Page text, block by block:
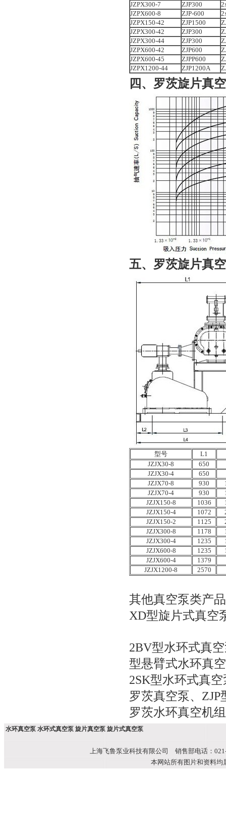
JZPX300-7
ZJP300
JZPX600-8
ZJP-600
JZPX150-42
ZJP1500
JZPX300-42
ZJP300
JZPX300-44
ZJP300
JZPX600-42
ZJP600
JZPX600-45
ZJPP600
JZPX1200-44
ZJP1200A
四、 罗茨旋片真
五、 罗茨旋片真
型号
L1
JZJX30-8
650
JZJX30-4
650
JZJX70-8
930
JZJX70-4
930
JZJX150-8
1036
JZJX150-4
1072
JZJX150-2
1125
JZJX300-8
1178
JZJX300-4
1235
JZJX600-8
1235
JZJX600-4
1379
JZJX1200-8
2570
其他真空泵类产
XD型旋片式真空
2BV型水环式真
型悬臂式水环真
2SK型水环式真空
罗茨真空泵、 ZJP
罗茨水环真空机组
水环真空泵 水环式真空泵 旋片真空泵 旋片式真空泵
上海飞鲁泵业科技有限公司 销售部电话：
本网站所有图片和资料均